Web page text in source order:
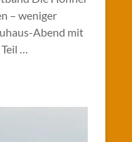
– weniger
Abend mit
…